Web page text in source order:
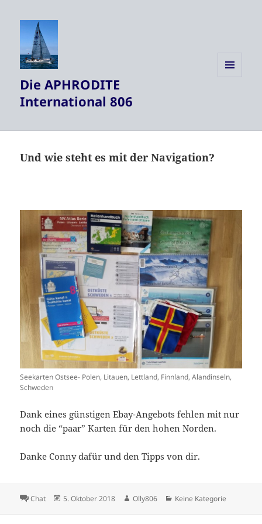
Die APHRODITE
International 806
Und wie steht es mit der Navigation?
Seekarten Ostsee- Polen, Litauen, Lettland, Finnland, Alandinseln,
Schweden
Dank eines günstigen Ebay-Angebots fehlen mit nur
noch die “paar” Karten für den hohen Norden.
Danke Conny dafür und den Tipps von dir.
Format
Chat
Veröffentlicht
5. Oktober 2018 Autor
Olly806 Kategorien
Keine Kategorie